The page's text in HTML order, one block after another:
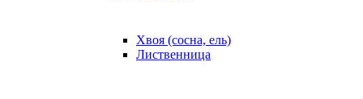
Хвоя (сосна, ель)
Лиственница